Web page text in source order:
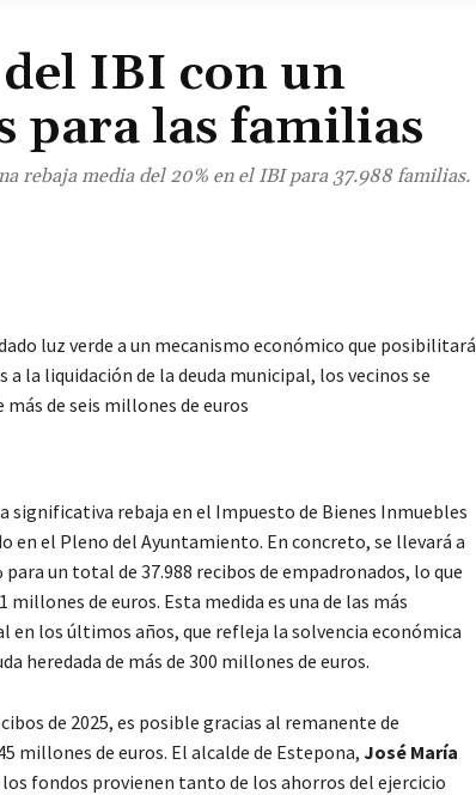
IBI con un
para las familias
rebaja media del 20% en el IBI para 37.988 familias.
luz verde a un mecanismo económico que posibilitará
a la liquidación de la deuda municipal, los vecinos se
de seis millones de euros
significativa rebaja en el Impuesto de Bienes Inmuebles
en el Pleno del Ayuntamiento. En concreto, se llevará a
un total de 37.988 recibos de empadronados, lo que
de euros. Esta medida es una de las más
en los últimos años, que refleja la solvencia económica
heredada de más de 300 millones de euros.
de 2025, es posible gracias al remanente de
millones de euros. El alcalde de Estepona, José María
los fondos provienen tanto de los ahorros del ejercicio